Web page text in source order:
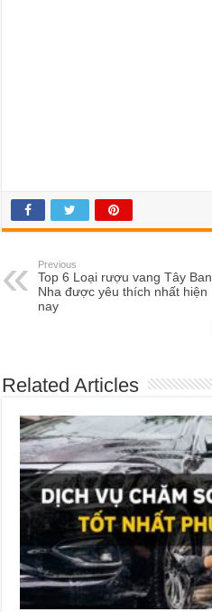
Previous
Top 6 Loại rượu vang Tây Ban
Nha được yêu thích nhất hiện
nay
Related Articles